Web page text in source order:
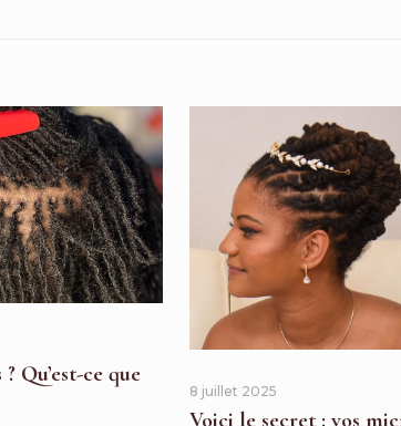
Qu’est-ce que
8 juillet 2025
Voici le secret : vos